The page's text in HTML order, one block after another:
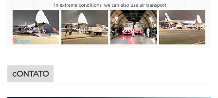
cONTATO